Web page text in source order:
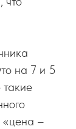
на 7 и 5
«цена –